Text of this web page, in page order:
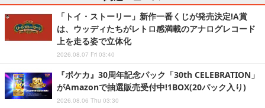
「トイ・ストーリー」新作一番くじが発売決定!A賞
は、ウッディたちがレトロ感満載のアナログレコード
上を走る姿で立体化
2026.08.07 Fri 03:40
『ポケカ』30周年記念パック「30th CELEBRATION」
がAmazonで抽選販売受付中!1BOX(20パック入り)
2026.08.06 Thu 03:30